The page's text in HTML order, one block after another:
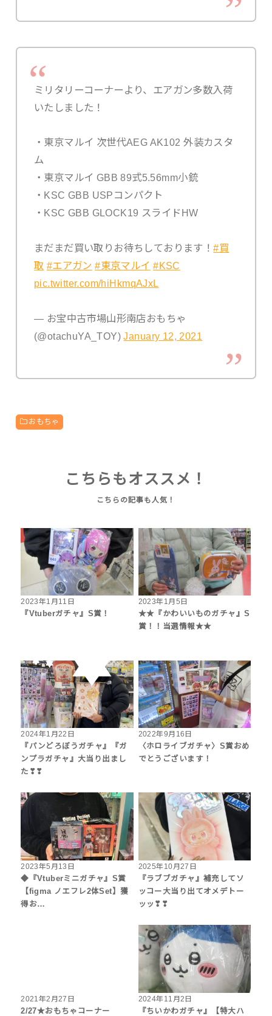
ミリタリーコーナーより、エアガン多数入荷
いたしました！
・東京マルイ 次世代AEG AK102 外装カスタ
ム
・東京マルイ GBB 89式5.56mm小銃
・KSC GBB USPコンパクト
・KSC GBB GLOCK19 スライドHW
まだまだ買い取りお待ちしております！#買
取 #エアガン #東京マルイ #KSC
pic.twitter.com/hiHkmqAJxL
— お宝中古市場山形南店おもちゃ
(@otachuYA_TOY)January 12, 2021
おもちゃ
こちらもオススメ！
2023年1月11日
『Vtuberガチャ』S賞！
2023年1月5日
★★『かわいいものガチャ』S
賞！！当選情報★★
2024年1月22日
『パンどろぼうガチャ』『ガ
ンプラガチャ』大当り出まし
た❣❣
2022年9月16日
〈ホロライブガチャ〉S賞おめ
でとうございます！
2023年5月13日
◆『Vtuberミニガチャ』S賞
【figma ノエフレ2体Set】獲
得お…
2025年10月27日
『ラブブガチャ』補充してソ
ッコー大当り出てオメデトー
ッッ❣❣
2021年2月27日
2/27★おもちゃコーナー
2024年11月2日
『ちいかわガチャ』【特大ハ